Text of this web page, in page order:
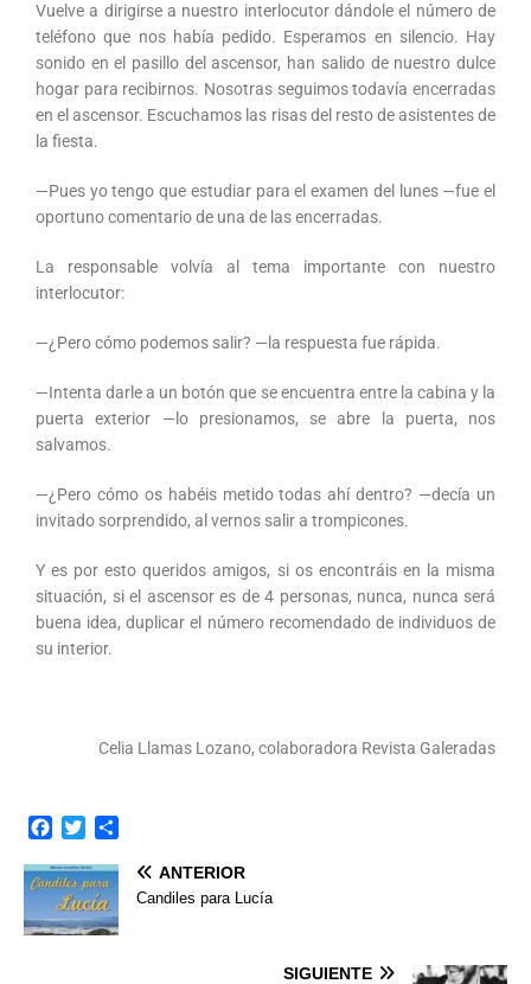
Vuelve a dirigirse a nuestro interlocutor dándole el número de
teléfono que nos había pedido. Esperamos en silencio. Hay
sonido en el pasillo del ascensor, han salido de nuestro dulce
hogar para recibirnos. Nosotras seguimos todavía encerradas
en el ascensor. Escuchamos las risas del resto de asistentes de
la fiesta.
—Pues yo tengo que estudiar para el examen del lunes —fue el
oportuno comentario de una de las encerradas.
La responsable volvía al tema importante con nuestro
interlocutor:
—¿Pero cómo podemos salir? —la respuesta fue rápida.
—Intenta darle a un botón que se encuentra entre la cabina y la
puerta exterior —lo presionamos, se abre la puerta, nos
salvamos.
—¿Pero cómo os habéis metido todas ahí dentro? —decía un
invitado sorprendido, al vernos salir a trompicones.
Y es por esto queridos amigos, si os encontráis en la misma
situación, si el ascensor es de 4 personas, nunca, nunca será
buena idea, duplicar el número recomendado de individuos de
su interior.
Celia Llamas Lozano, colaboradora Revista Galeradas
c
e
b
i
t
t
ANTERIOR
Candiles para Lucía
SIGUIENTE